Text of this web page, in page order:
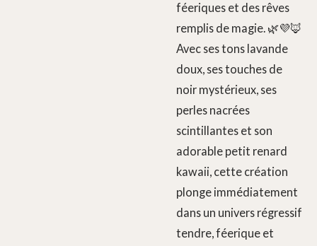
féeriques et des rêves
remplis de magie. 🌿💜🦊
Avec ses tons lavande
doux, ses touches de
noir mystérieux, ses
perles nacrées
scintillantes et son
adorable petit renard
kawaii, cette création
plonge immédiatement
dans un univers régressif
tendre, féerique et